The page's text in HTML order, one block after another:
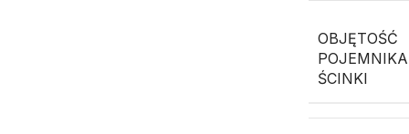
OBJĘTOŚĆ
ŚCINKI